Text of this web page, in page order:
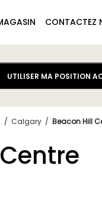
CONTACTEZ
UTILISER MA POSITION
/ Calgary / Beacon Hill